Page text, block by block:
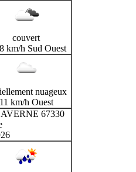
couvert
km/h Sud Ouest
nuageux
km/h Ouest
67330